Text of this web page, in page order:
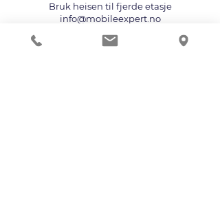
Bruk heisen til fjerde etasje
info@mobileexpert.no